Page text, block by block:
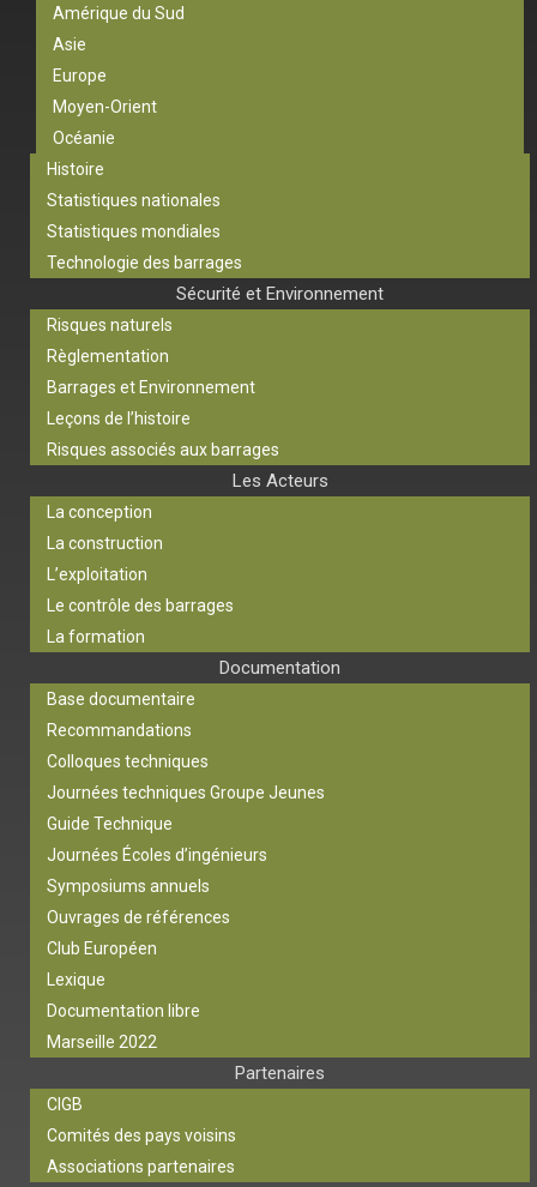
Amérique du Sud
Asie
Europe
Moyen-Orient
Océanie
Histoire
Statistiques nationales
Statistiques mondiales
Technologie des barrages
Sécurité et Environnement
Risques naturels
Règlementation
Barrages et Environnement
Leçons de l’histoire
Risques associés aux barrages
Les Acteurs
La conception
La construction
L’exploitation
Le contrôle des barrages
La formation
Documentation
Base documentaire
Recommandations
Colloques techniques
Journées techniques Groupe Jeunes
Guide Technique
Journées Écoles d’ingénieurs
Symposiums annuels
Ouvrages de références
Club Européen
Lexique
Documentation libre
Marseille 2022
Partenaires
CIGB
Comités des pays voisins
Associations partenaires